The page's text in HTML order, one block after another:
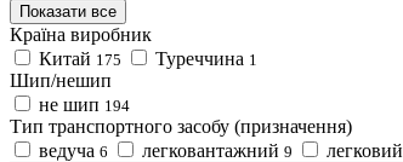
Показати все
Країна виробник
Китай 175 Туреччина 1
Шип/нешип
не шип 194
Тип транспортного засобу (призначення)
ведуча 6 легковантажний 9 легковий